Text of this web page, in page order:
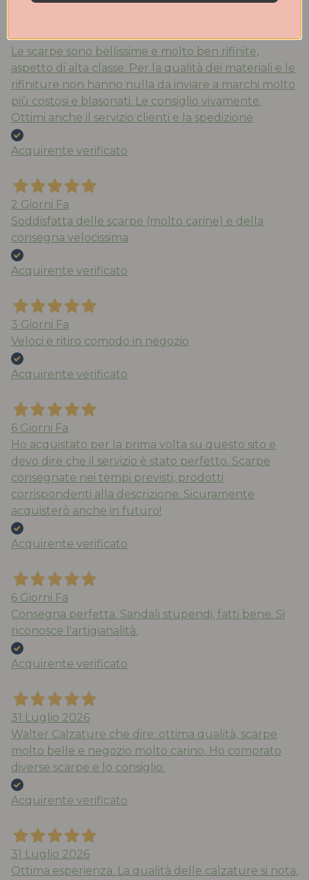
Le scarpe sono bellissime e molto ben rifinite,
aspetto di alta classe. Per la qualità dei materiali e le
rifiniture non hanno nulla da inviare a marchi molto
più costosi e blasonati. Le consiglio vivamente.
Ottimi anche il servizio clienti e la spedizione
Acquirente verificato
2 Giorni Fa
Soddisfatta delle scarpe (molto carine) e della
consegna velocissima
Acquirente verificato
3 Giorni Fa
Veloci e ritiro comodo in negozio
Acquirente verificato
6 Giorni Fa
Ho acquistato per la prima volta su questo sito e
devo dire che il servizio è stato perfetto. Scarpe
consegnate nei tempi previsti, prodotti
corrispondenti alla descrizione. Sicuramente
acquisterò anche in futuro!
Acquirente verificato
6 Giorni Fa
Consegna perfetta. Sandali stupendi, fatti bene. Si
riconosce l'artigianalità.
Acquirente verificato
31 Luglio 2026
Walter Calzature che dire: ottima qualità, scarpe
molto belle e negozio molto carino. Ho comprato
diverse scarpe e lo consiglio.
Acquirente verificato
31 Luglio 2026
Ottima esperienza. La qualità delle calzature si nota.